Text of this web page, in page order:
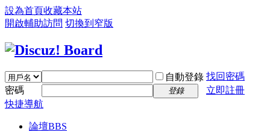
設為首頁收藏本站
開啟輔助訪問 切換到窄版
自動登錄 找回密碼
密碼
登錄
立即註冊
快捷導航
論壇BBS